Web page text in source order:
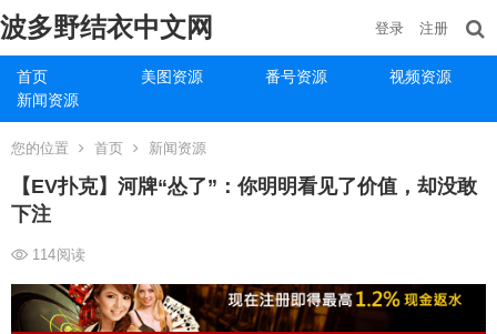
波多野结衣中文网
首页 美图资源 番号资源
视频资源
新闻资源
登录 注册
您的位置 首页 新闻资源
【EV扑克】河牌“怂了”：你明明看见了价值，却没敢
下注
114阅读